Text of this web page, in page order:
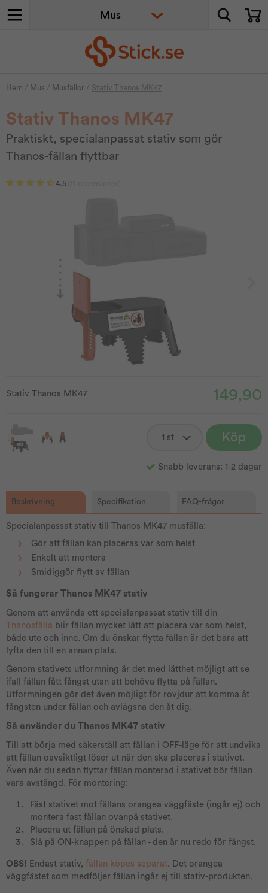
Hem / Mus / Musfällor / Stativ Thanos MK47
Stativ Thanos MK47
Praktiskt, specialanpassat stativ som gör
Thanos-fällan flyttbar
4.5
Stativ Thanos MK47 149,90
Köp
Snabb leverans: 1-2 dagar
Beskrivning Specifikation FAQ-frågor
Specialanpassat stativ till Thanos MK47 musfälla:
Gör att fällan kan placeras var som helst
Enkelt att montera
Smidiggör flytt av fällan
Så fungerar Thanos MK47 stativ
Genom att använda ett specialanpassat stativ till din
Thanosfälla blir fällan mycket lätt att placera var som helst,
både ute och inne. Om du önskar flytta fällan är det bara att
lyfta den till en annan plats.
Genom stativets utformning är det med lätthet möjligt att se
ifall fällan fått fångst utan att behöva flytta på fällan.
Utformningen gör det även möjligt för rovjdur att komma åt
fångsten under fällan och avlägsna den åt dig.
Så använder du Thanos MK47 stativ
Till att börja med säkerställ att fällan i OFF-läge för att undvika
att fällan oavsiktligt löser ut när den ska placeras i stativet.
Även när du sedan flyttar fällan monterad i stativet bör fällan
vara avstängd. För montering:
Fäst stativet mot fällans orangea väggfäste (ingår ej) och
montera fast fällan ovanpå stativet.
Placera ut fällan på önskad plats.
Slå på ON-knappen på fällan - den är nu redo för fångst.
OBS! Endast stativ, fällan köpes separat. Det orangea
väggfästet som medföljer fällan ingår ej till stativ-produkten.